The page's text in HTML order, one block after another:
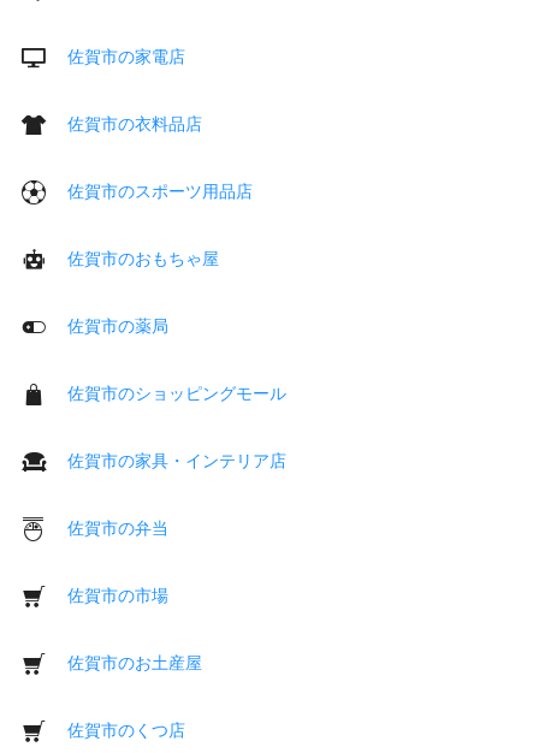
佐賀市の家電店
佐賀市の衣料品店
佐賀市のスポーツ用品店
佐賀市のおもちゃ屋
佐賀市の薬局
佐賀市のショッピングモール
佐賀市の家具・インテリア店
佐賀市の弁当
佐賀市の市場
佐賀市のお土産屋
佐賀市のくつ店